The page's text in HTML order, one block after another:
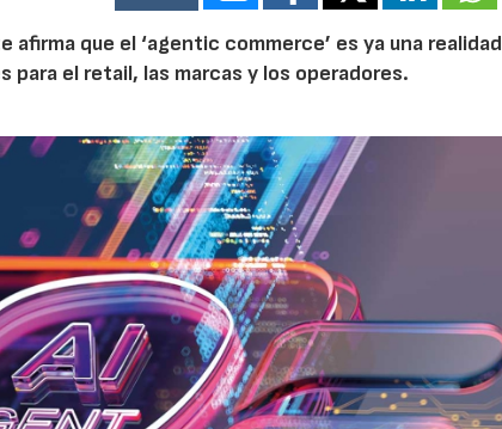
que el ‘agentic commerce’ es ya una realidad
el retail, las marcas y los operadores.